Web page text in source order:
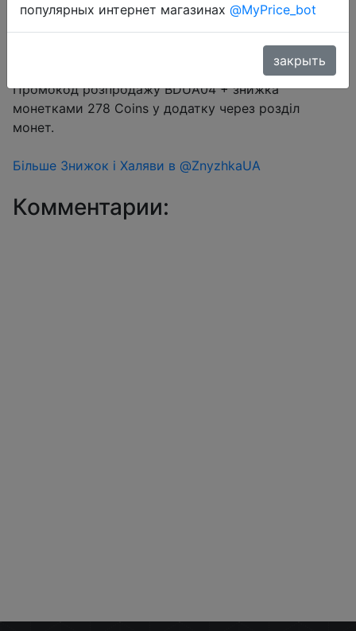
Промокод розпродажу BDUA04 + знижка
монетками 278 Coins у додатку через розділ
монет.
Більше Знижок і Халяви в @ZnyzhkaUA
Комментарии:
популярных интернет магазинах @MyPrice_bot
закрыть